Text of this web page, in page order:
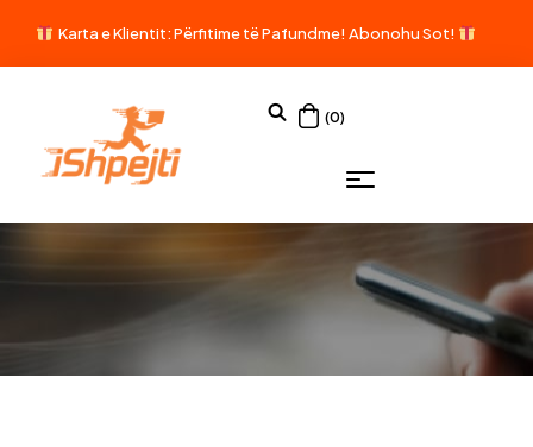
Karta e Klientit: Përfitime të Pafundme! Abonohu Sot!
(0)